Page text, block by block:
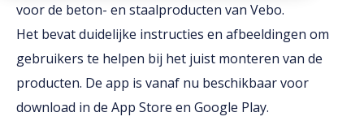
Werken bij Vebo
Spuwers
Oplegblokken & sluitstenen
Luifels
Kolommen
Documentatie
Kalender
Monsters aanvragen
voor de beton- en staalproducten van Vebo.
Het bevat duidelijke instructies en afbeeldingen om
gebruikers te helpen bij het juist monteren van de
producten. De app is vanaf nu beschikbaar voor
download in de App Store en Google Play.